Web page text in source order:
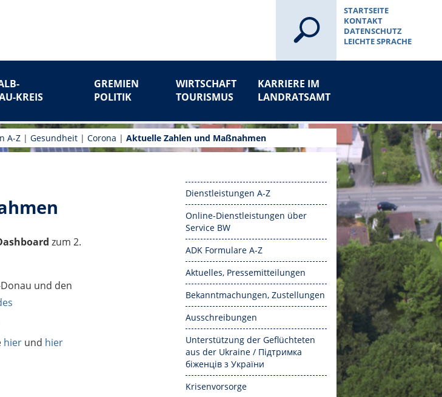
STARTSEITE
KONTAKT
DATENSCHUTZ
LEICHTE SPRACHE
KREIS
GREMIEN
POLITIK
WIRTSCHAFT
TOURISMUS
KARRIERE IM
LANDRATSAMT
A-Z |Gesundheit |Corona |Aktuelle Zahlen und Maßnahmen
zum 2.
und den
hier und hier
Dienstleistungen A-Z
Online-Dienstleistungen über
Service BW
ADK Formulare A-Z
Aktuelles, Pressemitteilungen
Bekanntmachungen, Zustellungen
Ausschreibungen
Unterstützung der Geflüchteten
aus der Ukraine / Підтримка
біженців з України
Krisenvorsorge